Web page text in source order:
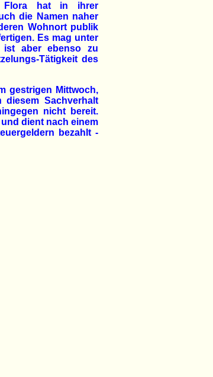
Flora hat in ihrer
die Namen naher
Wohnort publik
Es mag unter
ist aber ebenso zu
Tätigkeit des
gestrigen Mittwoch,
Sachverhalt
nicht bereit.
dient nach einem
bezahlt -